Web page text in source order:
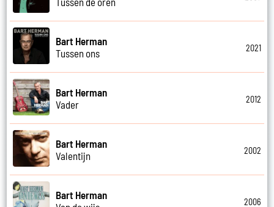
Bart Herman
Tussen ons
2021
Bart Herman
Vader
2012
Bart Herman
Valentijn
2002
Bart Herman
2006